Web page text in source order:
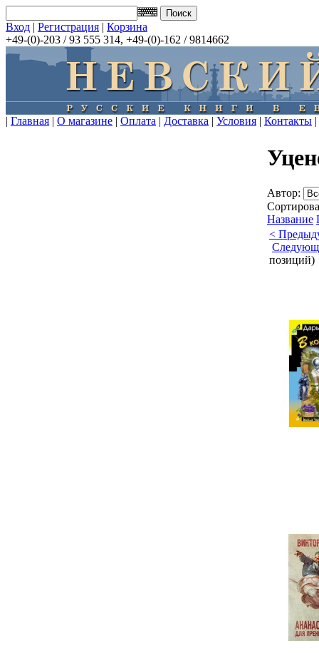
Вход | Регистрация | Корзина
+49-(0)-203 / 93 555 314, +49-(0)-162 / 9814662
| Главная | О магазине | Оплата | Доставка | Условия | Контакты |
Автор:
Название
<
позиций)